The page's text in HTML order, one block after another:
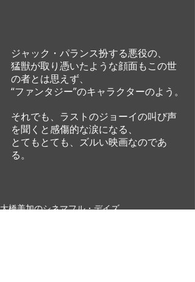
ジャック・パランス扮する悪役の、
猛獣が取り憑いたような顔面もこの世
の者とは思えず、
“ファンタジー”のキャラクターのよう。
それでも、ラストのジョーイの叫び声
を聞くと感傷的な涙になる、
とてもとても、ズルい映画なのであ
る。
大橋美加のシネマフル・デイズ